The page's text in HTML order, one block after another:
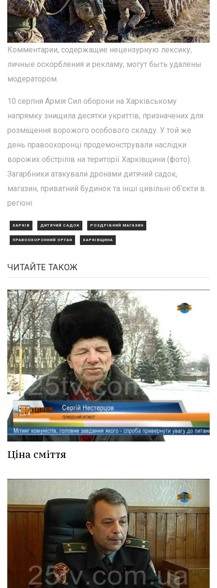
Комментарии, содержащие нецензурную лексику,
личные оскорбления и рекламу, могут быть удалены
модератором.
10 серпня Армія Сил оборони на Харківському
напрямку знищила десятки укриттів, призначених для
розміщення ворожого особового складу. У той же
день правоохоронці продемонстрували наслідки
ворожих обстрілів на території Харківщини (фото).
Загарбники атакували дронами дитячий садок,
магазин, приватний будинок та інші цивільні об'єкти в
регіоні.
ХАРКІВ ДИТЯЧИЙ САДОК РОЗДРІБНИЙ МАГАЗИН
ПРАВООХОРОННИЙ ОРГАН ХАРКІВЩИНА
ЧИТАЙТЕ ТАКОЖ
Ціна сміття